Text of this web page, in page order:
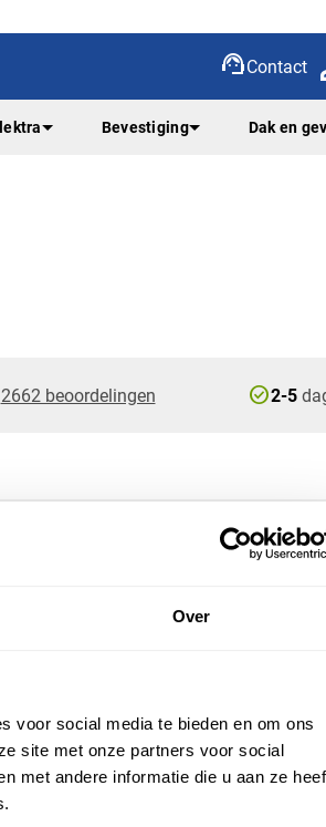
Over
voor social media te bieden en om ons
site met onze partners voor social
met andere informatie die u aan ze
support_agentContact
Bevestiging Dak en
2662 beoordelingen check_circle2-5
map
phone_enabled +31 416
mail